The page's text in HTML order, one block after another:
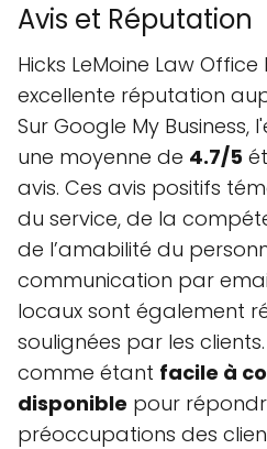
Avis et Réputation
Hicks LeMoine Law
excellente réputation
Sur Google My Business,
une moyenne de 4.7/5
avis. Ces avis positifs
du service, de la
de l’amabilité du
communication par
locaux sont également
soulignées par les
comme étant facile à
disponible pour
préoccupations des